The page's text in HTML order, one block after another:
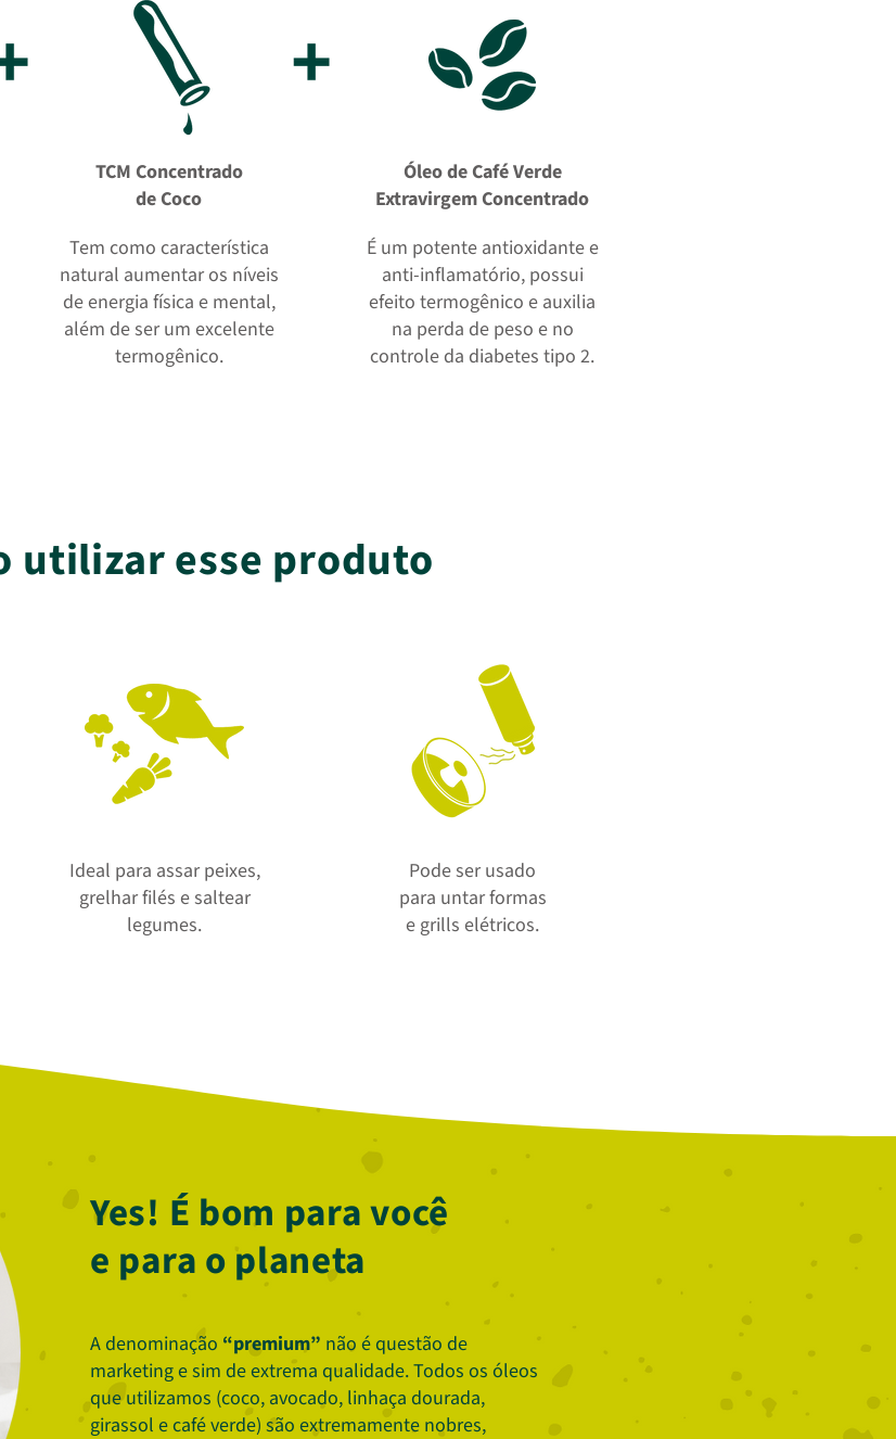
TCM Concentrado
de Coco
Tem como característica
natural aumentar os níveis
de energia física e mental,
além de ser um excelente
termogênico.
Óleo de Café Verde
Extravirgem Concentrado
É um potente antioxidante e
anti-inflamatório, possui
efeito termogênico e auxilia
na perda de peso e no
controle da diabetes tipo 2.
utilizar esse produto
Ideal para assar peixes,
grelhar filés e saltear
legumes.
Pode ser usado
para untar formas
e grills elétricos.
Yes! É bom para você
e para o planeta
A denominação “premium” não é questão de
marketing e sim de extrema qualidade. Todos os óleos
que utilizamos (coco, avocado, linhaça dourada,
girassol e café verde) são extremamente nobres,